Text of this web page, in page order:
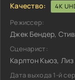
Качество: 4K
Режиссер:
Джек Бендер,
Сценарист:
Карлтон Кьюз,
Дата выхода 1-й